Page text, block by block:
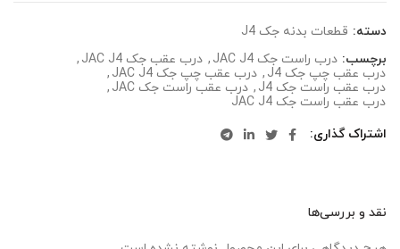
دسته: قطعات بدنه جک J4
برچسب: درب راست جک JAC J4 , درب عقب جک JAC J4
,
درب عقب چپ جک J4
, درب عقب چپ جک JAC J4
,
درب عقب راست جک J4
, درب عقب راست جک JAC
,
درب عقب راست جک JAC J4
اشتراک گذاری
نقد و بررسی‌ها